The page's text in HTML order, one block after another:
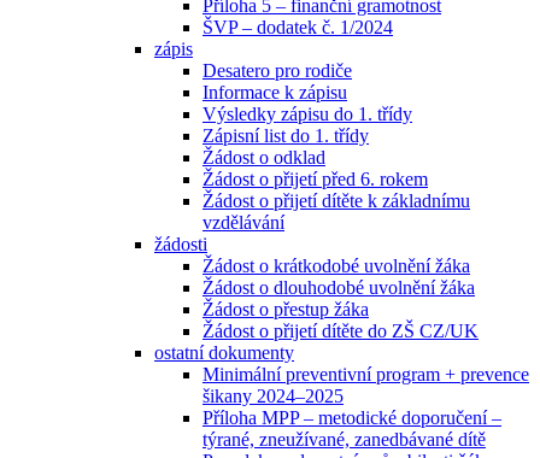
Příloha 5 – finanční gramotnost
ŠVP – dodatek č. 1/2024
zápis
Desatero pro rodiče
Informace k zápisu
Výsledky zápisu do 1. třídy
Zápisní list do 1. třídy
Žádost o odklad
Žádost o přijetí před 6. rokem
Žádost o přijetí dítěte k základnímu
vzdělávání
žádosti
Žádost o krátkodobé uvolnění žáka
Žádost o dlouhodobé uvolnění žáka
Žádost o přestup žáka
Žádost o přijetí dítěte do ZŠ CZ/UK
ostatní dokumenty
Minimální preventivní program + prevence
šikany 2024–2025
Příloha MPP – metodické doporučení –
týrané, zneužívané, zanedbávané dítě